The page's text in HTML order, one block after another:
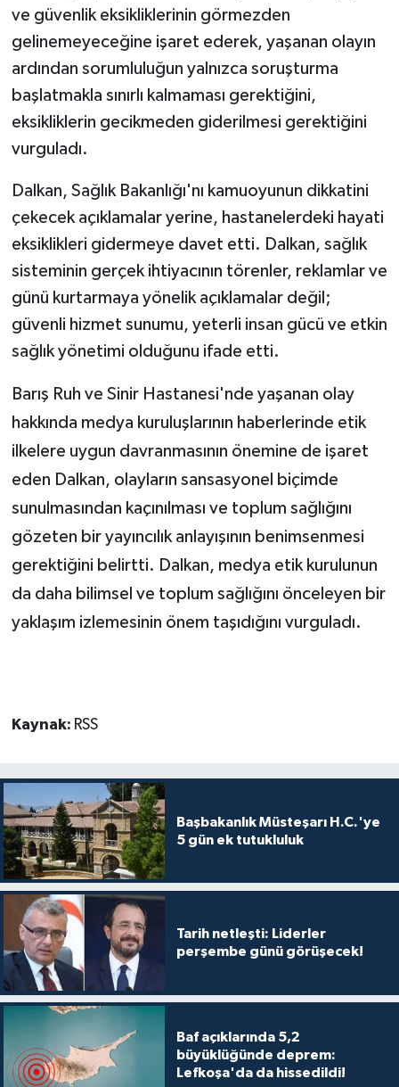
ve güvenlik eksikliklerinin görmezden
gelinemeyeceğine işaret ederek, yaşanan olayın
ardından sorumluluğun yalnızca soruşturma
başlatmakla sınırlı kalmaması gerektiğini,
eksikliklerin gecikmeden giderilmesi gerektiğini
vurguladı.
Dalkan, Sağlık Bakanlığı'nı kamuoyunun dikkatini
çekecek açıklamalar yerine, hastanelerdeki hayati
eksiklikleri gidermeye davet etti. Dalkan, sağlık
sisteminin gerçek ihtiyacının törenler, reklamlar ve
günü kurtarmaya yönelik açıklamalar değil;
güvenli hizmet sunumu, yeterli insan gücü ve etkin
sağlık yönetimi olduğunu ifade etti.
Barış Ruh ve Sinir Hastanesi'nde yaşanan olay
hakkında medya kuruluşlarının haberlerinde etik
ilkelere uygun davranmasının önemine de işaret
eden Dalkan, olayların sansasyonel biçimde
sunulmasından kaçınılması ve toplum sağlığını
gözeten bir yayıncılık anlayışının benimsenmesi
gerektiğini belirtti. Dalkan, medya etik kurulunun
da daha bilimsel ve toplum sağlığını önceleyen bir
yaklaşım izlemesinin önem taşıdığını vurguladı.
Kaynak: RSS
Başbakanlık Müsteşarı H.C.'ye
5 gün ek tutukluluk
Tarih netleşti: Liderler
perşembe günü görüşecek!
Baf açıklarında 5,2
büyüklüğünde deprem:
Lefkoşa'da da hissedildi!